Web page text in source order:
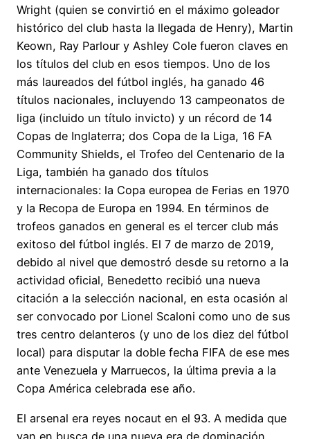
Wright (quien se convirtió en el máximo goleador
histórico del club hasta la llegada de Henry), Martin
Keown, Ray Parlour y Ashley Cole fueron claves en
los títulos del club en esos tiempos. Uno de los
más laureados del fútbol inglés, ha ganado 46
títulos nacionales, incluyendo 13 campeonatos de
liga (incluido un título invicto) y un récord de 14
Copas de Inglaterra; dos Copa de la Liga, 16 FA
Community Shields, el Trofeo del Centenario de la
Liga, también ha ganado dos títulos
internacionales: la Copa europea de Ferias en 1970
y la Recopa de Europa en 1994. En términos de
trofeos ganados en general es el tercer club más
exitoso del fútbol inglés. El 7 de marzo de 2019,
debido al nivel que demostró desde su retorno a la
actividad oficial, Benedetto recibió una nueva
citación a la selección nacional, en esta ocasión al
ser convocado por Lionel Scaloni como uno de sus
tres centro delanteros (y uno de los diez del fútbol
local) para disputar la doble fecha FIFA de ese mes
ante Venezuela y Marruecos, la última previa a la
Copa América celebrada ese año.
El arsenal era reyes nocaut en el 93. A medida que
van en busca de una nueva era de dominación,